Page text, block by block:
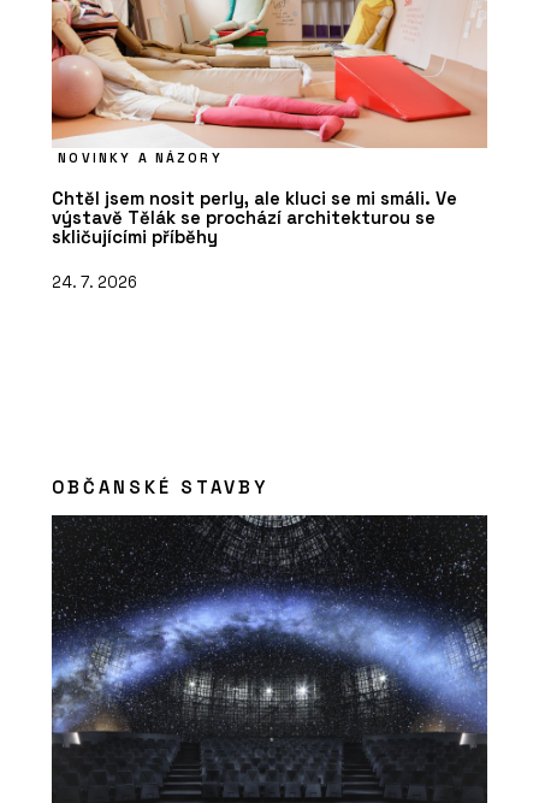
NOVINKY A NÁZORY
Chtěl jsem nosit perly, ale kluci se mi smáli. Ve
výstavě Tělák se prochází architekturou se
skličujícími příběhy
24. 7. 2026
OBČANSKÉ STAVBY